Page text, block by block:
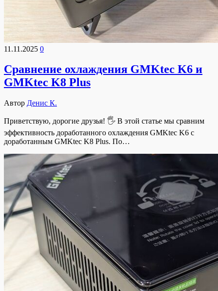
11.11.2025 0
Сравнение охлаждения GMKtec K6 и
GMKtec K8 Plus
Автор Денис К.
Приветствую, дорогие друзья! 🖐 В этой статье мы сравним
эффективность доработанного охлаждения GMKtec K6 с
доработанным GMKtec K8 Plus. По…